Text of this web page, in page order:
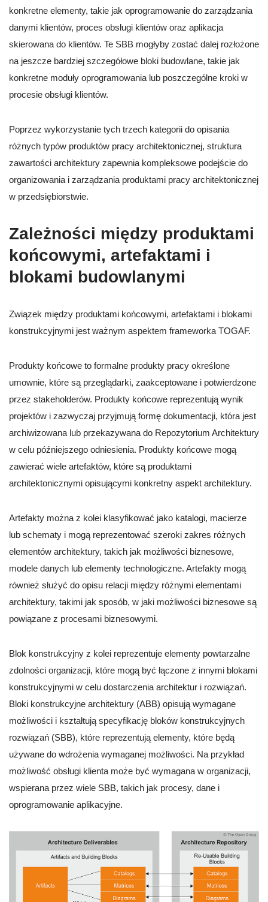
konkretne elementy, takie jak oprogramowanie do zarządzania
danymi klientów, proces obsługi klientów oraz aplikacja
skierowana do klientów. Te SBB mogłyby zostać dalej rozłożone
na jeszcze bardziej szczegółowe bloki budowlane, takie jak
konkretne moduły oprogramowania lub poszczególne kroki w
procesie obsługi klientów.
Poprzez wykorzystanie tych trzech kategorii do opisania
różnych typów produktów pracy architektonicznej, struktura
zawartości architektury zapewnia kompleksowe podejście do
organizowania i zarządzania produktami pracy architektonicznej
w przedsiębiorstwie.
Zależności między produktami
końcowymi, artefaktami i
blokami budowlanymi
Związek między produktami końcowymi, artefaktami i blokami
konstrukcyjnymi jest ważnym aspektem frameworka TOGAF.
Produkty końcowe to formalne produkty pracy określone
umownie, które są przeglądarki, zaakceptowane i potwierdzone
przez stakeholderów. Produkty końcowe reprezentują wynik
projektów i zazwyczaj przyjmują formę dokumentacji, która jest
archiwizowana lub przekazywana do Repozytorium Architektury
w celu późniejszego odniesienia. Produkty końcowe mogą
zawierać wiele artefaktów, które są produktami
architektonicznymi opisującymi konkretny aspekt architektury.
Artefakty można z kolei klasyfikować jako katalogi, macierze
lub schematy i mogą reprezentować szeroki zakres różnych
elementów architektury, takich jak możliwości biznesowe,
modele danych lub elementy technologiczne. Artefakty mogą
również służyć do opisu relacji między różnymi elementami
architektury, takimi jak sposób, w jaki możliwości biznesowe są
powiązane z procesami biznesowymi.
Blok konstrukcyjny z kolei reprezentuje elementy powtarzalne
zdolności organizacji, które mogą być łączone z innymi blokami
konstrukcyjnymi w celu dostarczenia architektur i rozwiązań.
Bloki konstrukcyjne architektury (ABB) opisują wymagane
możliwości i kształtują specyfikację bloków konstrukcyjnych
rozwiązań (SBB), które reprezentują elementy, które będą
używane do wdrożenia wymaganej możliwości. Na przykład
możliwość obsługi klienta może być wymagana w organizacji,
wspierana przez wiele SBB, takich jak procesy, dane i
oprogramowanie aplikacyjne.